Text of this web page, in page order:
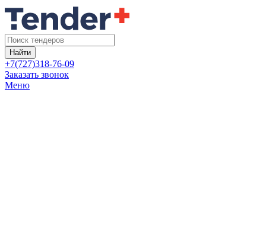
Найти
+7(727)318-76-09
Заказать звонок
Меню